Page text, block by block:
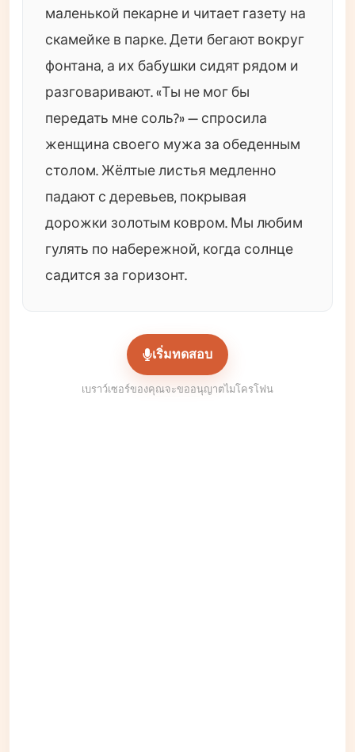
маленькой пекарне и читает газету на
скамейке в парке. Дети бегают вокруг
фонтана, а их бабушки сидят рядом и
разговаривают. «Ты не мог бы
передать мне соль?» — спросила
женщина своего мужа за обеденным
столом. Жёлтые листья медленно
падают с деревьев, покрывая
дорожки золотым ковром. Мы любим
гулять по набережной, когда солнце
садится за горизонт.
เริ่มทดสอบ
เบราว์เซอร์ของคุณจะขออนุญาตไมโครโฟน